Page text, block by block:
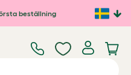
beställning